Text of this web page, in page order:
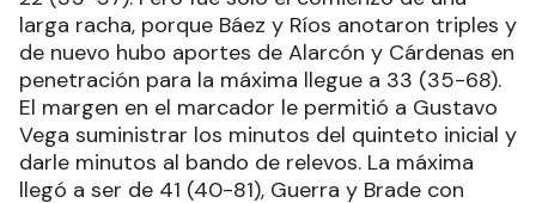
larga racha, porque Báez y Ríos anotaron triples y
de nuevo hubo aportes de Alarcón y Cárdenas en
penetración para la máxima llegue a 33 (35-68).
El margen en el marcador le permitió a Gustavo
Vega suministrar los minutos del quinteto inicial y
darle minutos al bando de relevos. La máxima
llegó a ser de 41 (40-81), Guerra y Brade con